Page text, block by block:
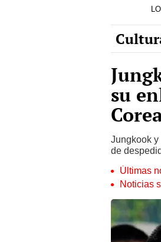
su
Jungkook
de
Últimas
Noticias